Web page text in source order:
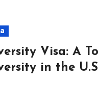
Visa: A
in the